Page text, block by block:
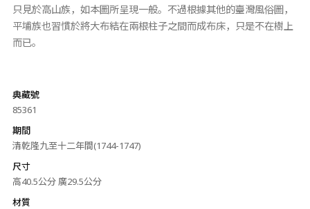
只見於高山族，如本圖所呈現一般。不過根據其他的臺灣風俗圖，
平埔族也習慣於將大布結在兩根柱子之間而成布床，只是不在樹上
而已。
典藏號
85361
期間
清乾隆九至十二年間(1744-1747)
尺寸
高40.5公分 廣29.5公分
材質